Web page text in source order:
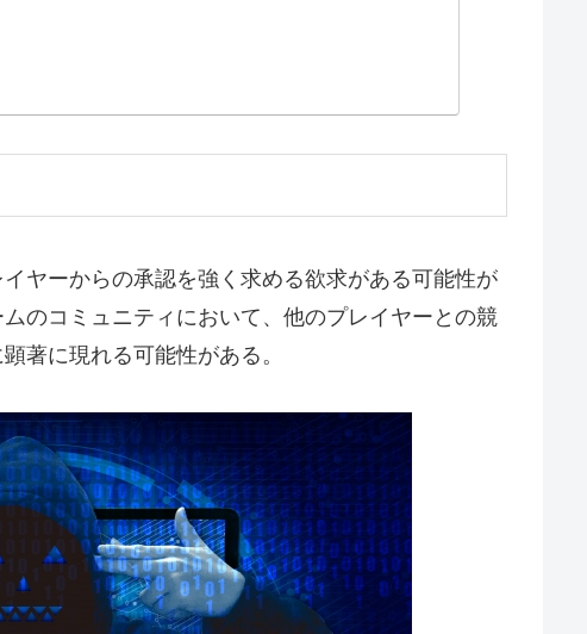
ヤーからの承認を強く求める欲求がある可能性が
のコミュニティにおいて、他のプレイヤーとの競
著に現れる可能性がある。